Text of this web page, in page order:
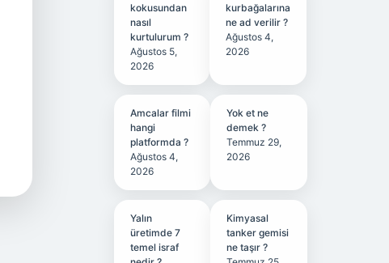
kokusundan
nasıl
kurtulurum ?
Ağustos 5,
2026
kurbağalarına
ne ad verilir ?
Ağustos 4,
2026
Amcalar filmi
hangi
platformda ?
Ağustos 4,
2026
Yok et ne
demek ?
Temmuz 29,
2026
Yalın
üretimde 7
temel israf
Kimyasal
tanker gemisi
ne taşır ?